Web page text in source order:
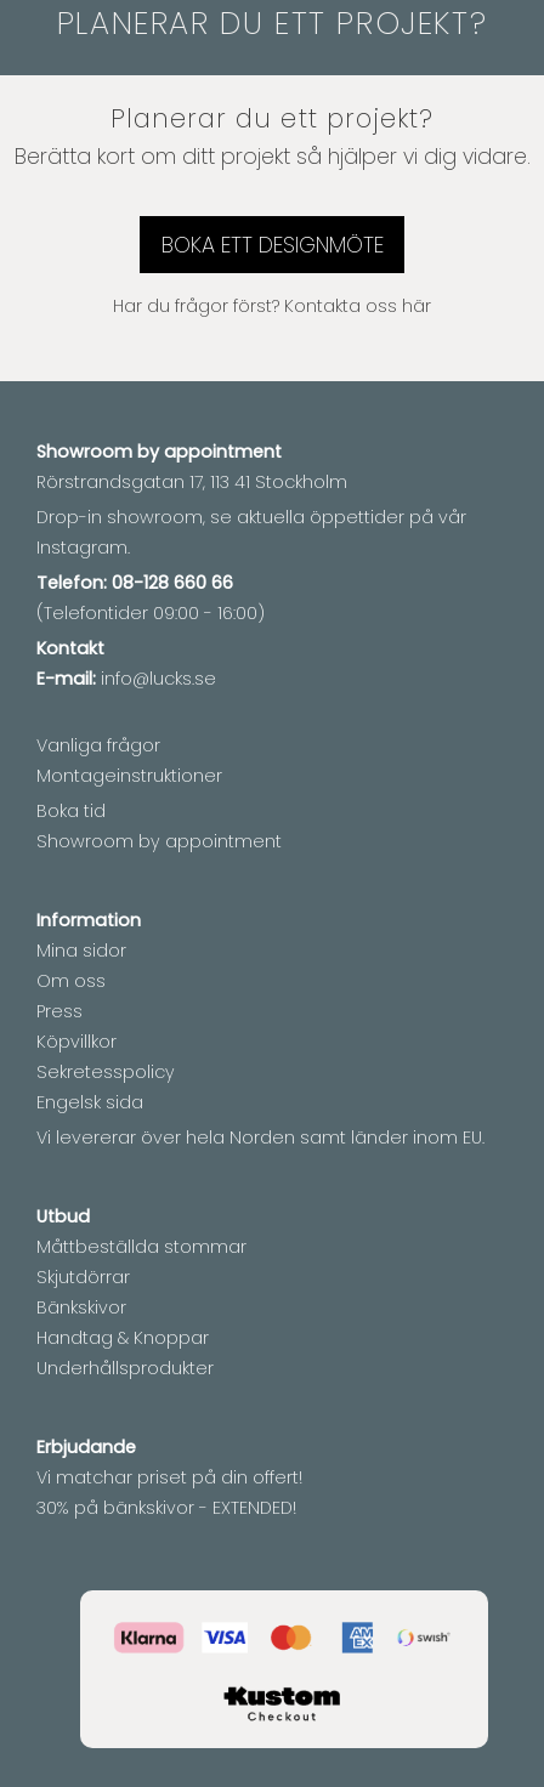
PLANERAR DU ETT PROJEKT?
Planerar du ett projekt?
Berätta kort om ditt projekt så hjälper vi dig vidare.
BOKA ETT DESIGNMÖTE
Har du frågor först? Kontakta oss här
Showroom byappointment
Rörstrandsgatan 17, 113 41 Stockholm
Drop-in showroom, se aktuella öppettider på vår
Instagram.
Telefon: 08-128 660 66
(Telefontider 09:00 - 16:00)
Kontakt
E-mail: info@lucks.se
Vanliga frågor
Montageinstruktioner
Boka tid
Showroom by appointment
Information
Mina sidor
Om oss
Press
Köpvillkor
Sekretesspolicy
Engelsk sida
Vi levererar över hela Norden samt länder inom EU.
Utbud
Måttbeställda stommar
Skjutdörrar
Bänkskivor
Handtag & Knoppar
Underhållsprodukter
Erbjudande
Vi matchar priset på din offert!
30% på bänkskivor - EXTENDED!